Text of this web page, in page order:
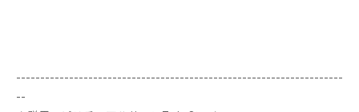
--------------------------------------------------------------------
--